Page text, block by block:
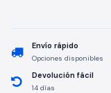
Envío rápido
Opciones disponibles
Devolución fácil
14 días